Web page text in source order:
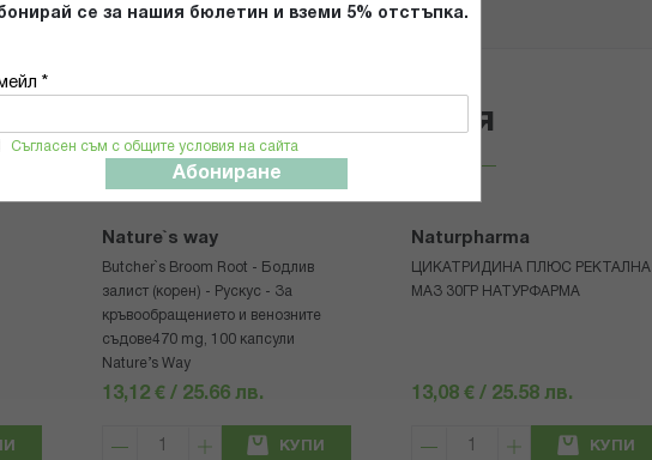
се за нашия бюлетин и вземи 5% отстъпка.
*
Съгласен съм с общите условия на сайта
Абониране
в тази категория
Nature`s way
Butcher`s Broom Root - Бодлив
залист (корен) - Рускус - За
кръвообращението и венозните
съдове470 mg, 100 капсули
Nature’s Way
13,12 € / 25.66 лв.
КУПИ
Naturpharma
ЦИКАТРИДИНА ПЛЮС РЕКТАЛНА
МАЗ 30ГР НАТУРФАРМА
13,08 € / 25.58 лв.
КУПИ